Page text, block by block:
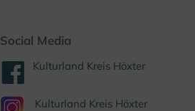
Social Media
Kulturland Kreis Höxter
Kulturland Kreis Höxter